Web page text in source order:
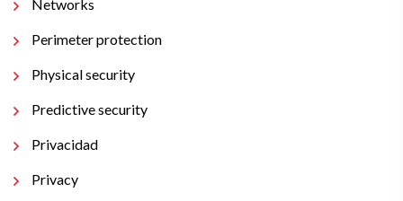
Networks
Perimeter protection
Physical security
Predictive security
Privacidad
Privacy